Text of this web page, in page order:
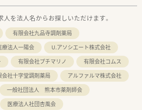
を法人名からお探しいただけます。
有限会社九品寺調剤薬局
療法人一陽会
U.アソシエート株式会社
有限会社プチマリノ
有限会社コムス
会社十字堂調剤薬局
アルファルマ株式会社
一般社団法人 熊本市薬剤師会
医療法人社団杏風会